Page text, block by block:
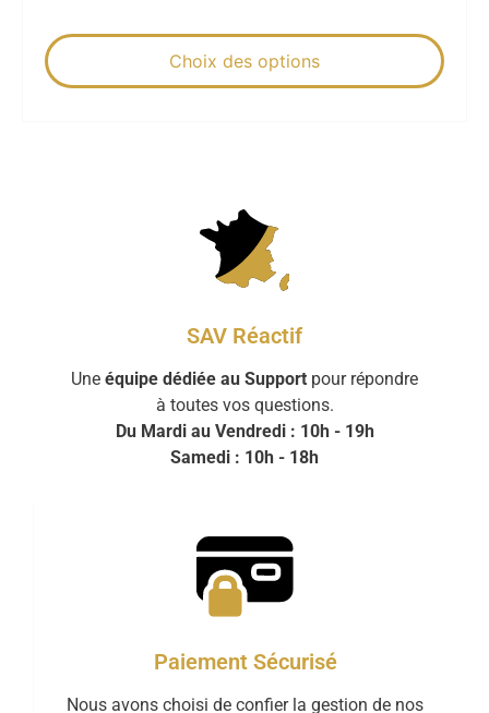
Choix des options
SAV Réactif
Une équipe dédiée au Support pour répondre
à toutes vos questions.
Du Mardi au Vendredi : 10h - 19h
Samedi : 10h - 18h
Paiement Sécurisé
Nous avons choisi de confier la gestion de nos